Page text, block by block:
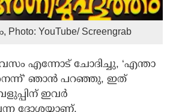
YouTube/ Screengrab
എന്നോട് ചോദിച്ചു, ‘എന്താ
ഞാൻ പറഞ്ഞു, ഇത്
ഇവർ
ദോശയാണ്.